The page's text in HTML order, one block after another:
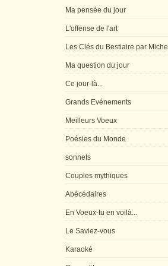
Ma pensée du jour
L'offense de l'art
Les Clés du Bestiaire par Michel
Ma question du jour
Ce jour-là...
Grands Evénements
Meilleurs Voeux
Poésies du Monde
sonnets
Couples mythiques
Abécédaires
En Voeux-tu en voilà...
Le Saviez-vous
Karaoké